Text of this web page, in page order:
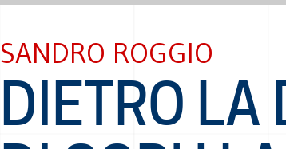
SANDRO ROGGIO
DIETRO LA